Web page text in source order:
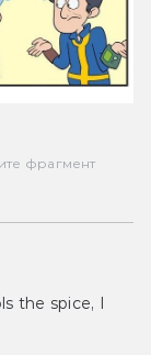
фрагмент
the spice, I